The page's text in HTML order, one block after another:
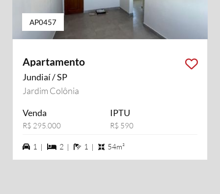
AP0457
Apartamento
Jundiaí / SP
Jardim Colônia
Venda
R$ 295.000
IPTU
R$ 590
1 vagas na garagem
1 | 2 dormiórios
2 | 1 banheiros
1 | 54m²